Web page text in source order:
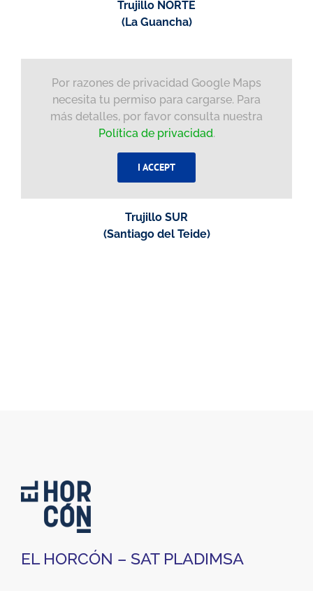
Trujillo NORTE
(La Guancha)
Por razones de privacidad Google Maps
necesita tu permiso para cargarse. Para
más detalles, por favor consulta nuestra
Política de privacidad.
I ACCEPT
Trujillo SUR
(Santiago del Teide)
EL HORCÓN – SAT PLADIMSA